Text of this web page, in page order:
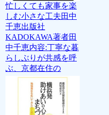
忙しくても家事を楽
しむ小さな工夫田中
千恵出版社
KADOKAWA著者田
中千恵内容:丁寧な暮
らしぶりが共感を呼
ぶ、京都在住の